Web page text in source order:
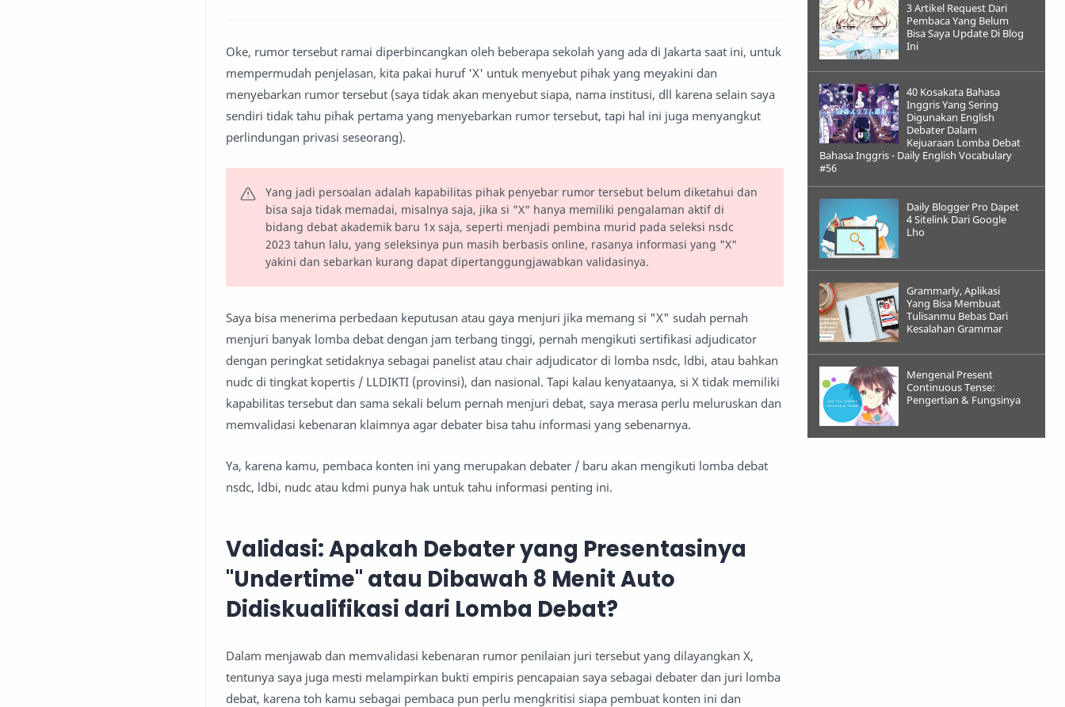
Oke, rumor tersebut ramai diperbincangkan oleh beberapa sekolah yang ada di Jakarta saat ini, untuk
mempermudah penjelasan, kita pakai huruf 'X' untuk menyebut pihak yang meyakini dan
menyebarkan rumor tersebut (saya tidak akan menyebut siapa, nama institusi, dll karena selain saya
sendiri tidak tahu pihak pertama yang menyebarkan rumor tersebut, tapi hal ini juga menyangkut
perlindungan privasi seseorang).
Yang jadi persoalan adalah kapabilitas pihak penyebar rumor tersebut belum diketahui dan
bisa saja tidak memadai, misalnya saja, jika si "X" hanya memiliki pengalaman aktif di
bidang debat akademik baru 1x saja, seperti menjadi pembina murid pada seleksi nsdc
2023 tahun lalu, yang seleksinya pun masih berbasis online, rasanya informasi yang "X"
yakini dan sebarkan kurang dapat dipertanggungjawabkan validasinya.
Saya bisa menerima perbedaan keputusan atau gaya menjuri jika memang si "X" sudah pernah
menjuri banyak lomba debat dengan jam terbang tinggi, pernah mengikuti sertifikasi adjudicator
dengan peringkat setidaknya sebagai panelist atau chair adjudicator di lomba nsdc, ldbi, atau bahkan
nudc di tingkat kopertis / LLDIKTI (provinsi), dan nasional. Tapi kalau kenyataanya, si X tidak memiliki
kapabilitas tersebut dan sama sekali belum pernah menjuri debat, saya merasa perlu meluruskan dan
memvalidasi kebenaran klaimnya agar debater bisa tahu informasi yang sebenarnya.
Ya, karena kamu, pembaca konten ini yang merupakan debater / baru akan mengikuti lomba debat
nsdc, ldbi, nudc atau kdmi punya hak untuk tahu informasi penting ini.
Validasi: Apakah Debater yang Presentasinya
"Undertime" atau Dibawah 8 Menit Auto
Didiskualifikasi dari Lomba Debat?
Dalam menjawab dan memvalidasi kebenaran rumor penilaian juri tersebut yang dilayangkan X,
tentunya saya juga mesti melampirkan bukti empiris pencapaian saya sebagai debater dan juri lomba
debat, karena toh kamu sebagai pembaca pun perlu mengkritisi siapa pembuat konten ini dan
3 Artikel Request Dari
Pembaca Yang Belum
Bisa Saya Update Di Blog
Ini
40 Kosakata Bahasa
Inggris Yang Sering
Digunakan English
Debater Dalam
Kejuaraan Lomba Debat
Bahasa Inggris - Daily English Vocabulary
#56
Daily Blogger Pro Dapet
4 Sitelink Dari Google
Lho
Grammarly, Aplikasi
Yang Bisa Membuat
Tulisanmu Bebas Dari
Kesalahan Grammar
Mengenal Present
Continuous Tense:
Pengertian & Fungsinya